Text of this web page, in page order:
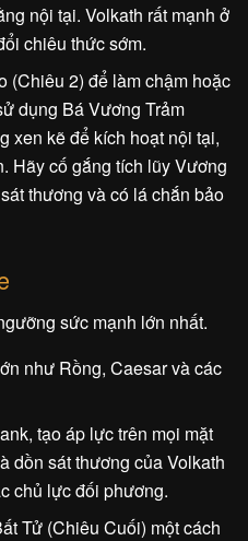
nội tại. Volkath rất mạnh ở
chiêu thức sớm.
(Chiêu 2) để làm chậm hoặc
dụng Bá Vương Trảm
xen kẽ để kích hoạt nội tại,
Hãy cố gắng tích lũy Vương
thương và có lá chắn bảo
sức mạnh lớn nhất.
như Rồng, Caesar và các
tạo áp lực trên mọi mặt
dồn sát thương của Volkath
chủ lực đối phương.
Tử (Chiêu Cuối) một cách